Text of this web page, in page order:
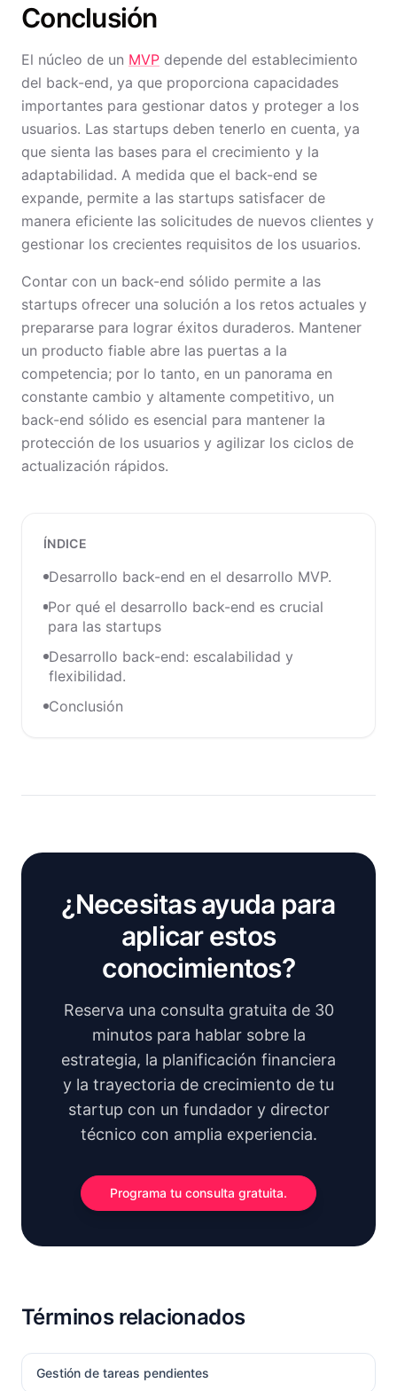
Conclusión
El núcleo de un MVP depende del establecimiento
del back-end, ya que proporciona capacidades
importantes para gestionar datos y proteger a los
usuarios. Las startups deben tenerlo en cuenta, ya
que sienta las bases para el crecimiento y la
adaptabilidad. A medida que el back-end se
expande, permite a las startups satisfacer de
manera eficiente las solicitudes de nuevos clientes y
gestionar los crecientes requisitos de los usuarios.
Contar con un back-end sólido permite a las
startups ofrecer una solución a los retos actuales y
prepararse para lograr éxitos duraderos. Mantener
un producto fiable abre las puertas a la
competencia; por lo tanto, en un panorama en
constante cambio y altamente competitivo, un
back-end sólido es esencial para mantener la
protección de los usuarios y agilizar los ciclos de
actualización rápidos.
ÍNDICE
Desarrollo back-end en el desarrollo MVP.
Por qué el desarrollo back-end es crucial
para las startups
Desarrollo back-end: escalabilidad y
flexibilidad.
Conclusión
¿Necesitas ayuda para
aplicar estos
conocimientos?
Reserva una consulta gratuita de 30
minutos para hablar sobre la
estrategia, la planificación financiera
y la trayectoria de crecimiento de tu
startup con un fundador y director
técnico con amplia experiencia.
Programa tu consulta gratuita.
Términos relacionados
Gestión de tareas pendientes